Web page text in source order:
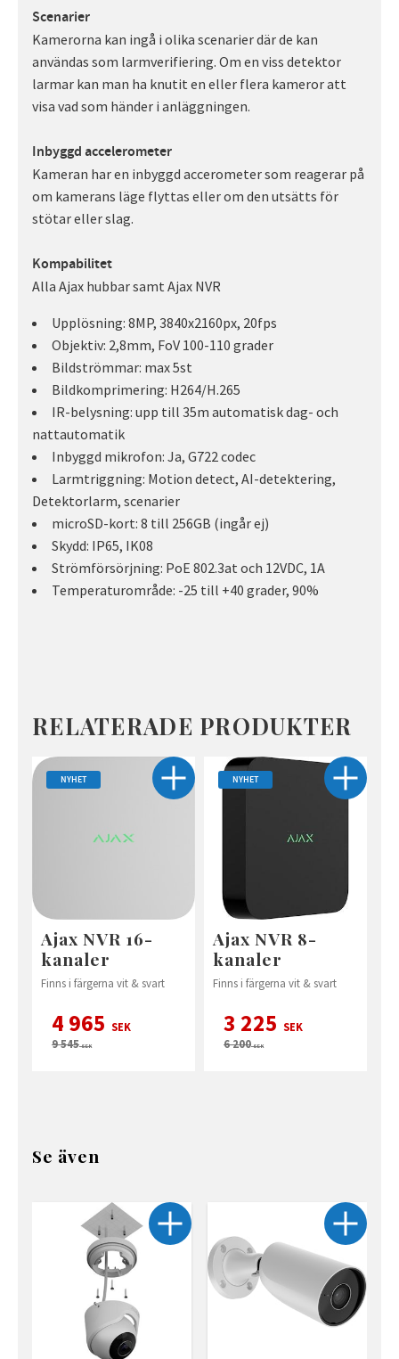
Scenarier
Kamerorna kan ingå i olika scenarier där de kan
användas som larmverifiering. Om en viss detektor
larmar kan man ha knutit en eller flera kameror att
visa vad som händer i anläggningen.
Inbyggd accelerometer
Kameran har en inbyggd accerometer som reagerar på
om kamerans läge flyttas eller om den utsätts för
stötar eller slag.
Kompabilitet
Alla Ajax hubbar samt Ajax NVR
Upplösning: 8MP, 3840x2160px, 20fps
Objektiv: 2,8mm, FoV 100-110 grader
Bildströmmar: max 5st
Bildkomprimering: H264/H.265
IR-belysning: upp till 35m automatisk dag- och
nattautomatik
Inbyggd mikrofon: Ja, G722 codec
Larmtriggning: Motion detect, AI-detektering,
Detektorlarm, scenarier
microSD-kort: 8 till 256GB (ingår ej)
Skydd: IP65, IK08
Strömförsörjning: PoE 802.3at och 12VDC, 1A
Temperaturområde: -25 till +40 grader, 90%
RELATERADE PRODUKTER
Ajax NVR 16-
kanaler
Finns i färgerna vit & svart
4 965 SEK
9 545SEK
NYHET
Ajax NVR 8-
kanaler
Finns i färgerna vit & svart
3 225 SEK
6 200SEK
NYHET
Se även